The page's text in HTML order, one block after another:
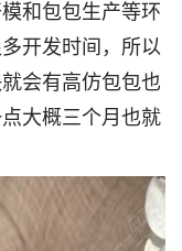
和包包生产等环
开发时间，所以
会有高仿包包也
大概三个月也就